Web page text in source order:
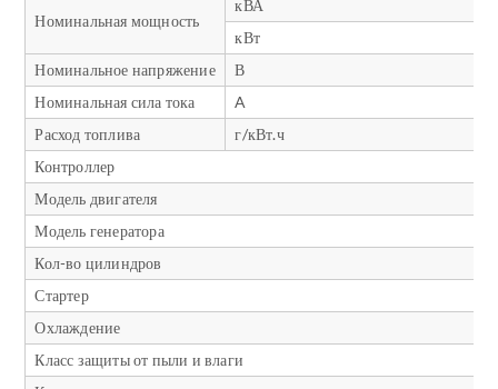
Номинальная мощность
кВА
кВт
Номинальное напряжение
В
Номинальная сила тока
A
Расход топлива
г/кВт.ч
Контроллер
Модель двигателя
Модель генератора
Кол-во цилиндров
Стартер
Охлаждение
Класс защиты от пыли и влаги